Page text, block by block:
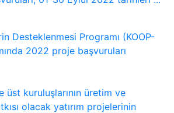
Desteklenmesi Programı (KOOP-
2022 proje başvuruları
üst kuruluşlarının üretim ve
olacak yatırım projelerinin